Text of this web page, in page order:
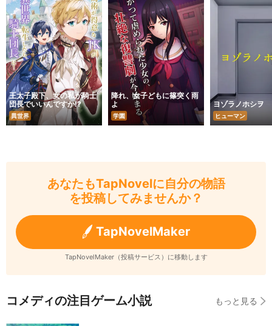
王太子殿下、女の私が騎士
団長でいいんですか!?
異世界
降れ、女子どもに篠突く雨
よ
学園
ヨゾラノホシヲ
ヒューマン
あなたもTapNovelに自分の物語
を投稿してみませんか？
TapNovelMaker
TapNovelMaker（投稿サービス）に移動します
コメディの注目ゲーム小説 もっと見る